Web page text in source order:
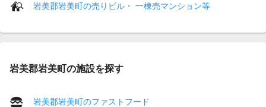
岩美郡岩美町の売りビル・ 一棟売マンション等
岩美郡岩美町の施設を探す
岩美郡岩美町のファストフード